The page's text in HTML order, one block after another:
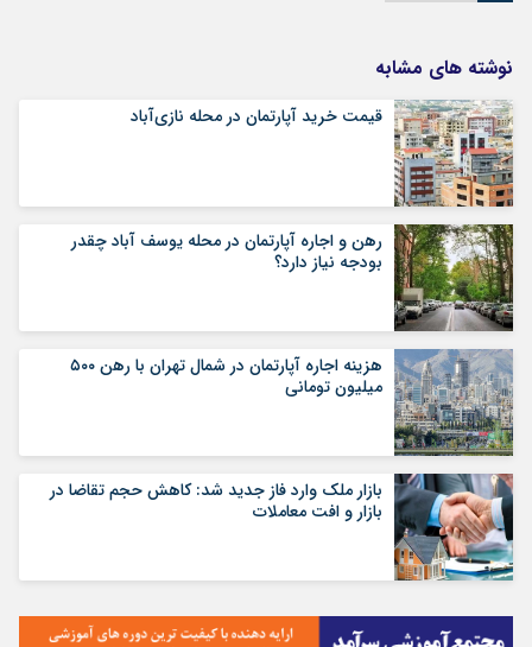
نوشته های مشابه
قیمت خرید آپارتمان در محله نازی‌آباد
رهن و اجاره آپارتمان در محله یوسف آباد چقدر
بودجه نیاز دارد؟
هزینه اجاره آپارتمان در شمال تهران با رهن ۵۰۰
میلیون تومانی
بازار ملک وارد فاز جدید شد: کاهش حجم تقاضا در
بازار و افت معاملات